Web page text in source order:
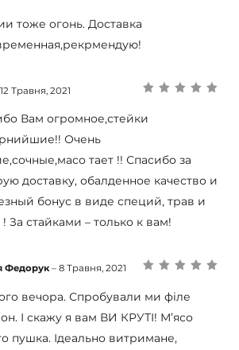
тоже огонь. Доставка
5
12 Травня, 2021
Вам огромное,стейки
Очень
тает !! Спасибо за
доставку, обалденное качество и
бонус в виде специй, трав и
! За стайками – только к вам!
5
Федорук– 8 Травня, 2021
вечора. Спробували ми філе
І скажу я вам ВИ КРУТІ! М’ясо
пушка. Ідеально витримане,